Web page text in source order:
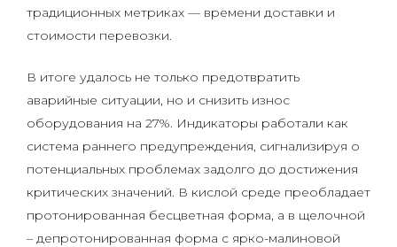
традиционных метриках — времени доставки и
стоимости перевозки.
В итоге удалось не только предотвратить
аварийные ситуации, но и снизить износ
оборудования на 27%. Индикаторы работали как
система раннего предупреждения, сигнализируя о
потенциальных проблемах задолго до достижения
критических значений. В кислой среде преобладает
протонированная бесцветная форма, а в щелочной
– депротонированная форма с ярко-малиновой